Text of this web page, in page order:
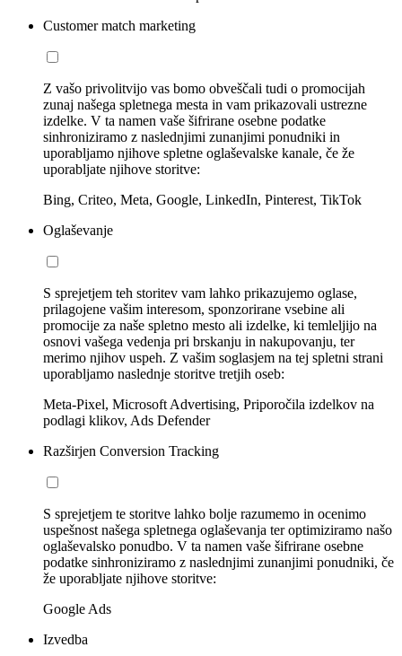
Customer match marketing
Z vašo privolitvijo vas bomo obveščali tudi o promocijah
zunaj našega spletnega mesta in vam prikazovali ustrezne
izdelke. V ta namen vaše šifrirane osebne podatke
sinhroniziramo z naslednjimi zunanjimi ponudniki in
uporabljamo njihove spletne oglaševalske kanale, če že
uporabljate njihove storitve:
Bing, Criteo, Meta, Google, LinkedIn, Pinterest, TikTok
Oglaševanje
S sprejetjem teh storitev vam lahko prikazujemo oglase,
prilagojene vašim interesom, sponzorirane vsebine ali
promocije za naše spletno mesto ali izdelke, ki temleljijo na
osnovi vašega vedenja pri brskanju in nakupovanju, ter
merimo njihov uspeh. Z vašim soglasjem na tej spletni strani
uporabljamo naslednje storitve tretjih oseb:
Meta-Pixel, Microsoft Advertising, Priporočila izdelkov na
podlagi klikov, Ads Defender
Razširjen Conversion Tracking
S sprejetjem te storitve lahko bolje razumemo in ocenimo
uspešnost našega spletnega oglaševanja ter optimiziramo našo
oglaševalsko ponudbo. V ta namen vaše šifrirane osebne
podatke sinhroniziramo z naslednjimi zunanjimi ponudniki, če
že uporabljate njihove storitve:
Google Ads
Izvedba